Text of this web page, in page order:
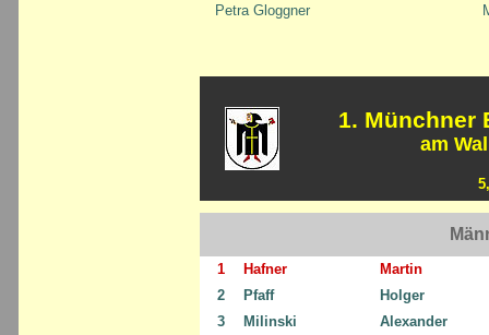
Petra Gloggner
1. Münchner
am
1 Hafner
Martin
2
Pfaff
Holger
3
Milinski
Alexander